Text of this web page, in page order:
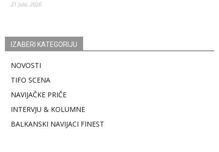
21 Jula, 2026
IZABERI KATEGORIJU
NOVOSTI
TIFO SCENA
NAVIJAČKE PRIČE
INTERVJU & KOLUMNE
BALKANSKI NAVIJACI FINEST